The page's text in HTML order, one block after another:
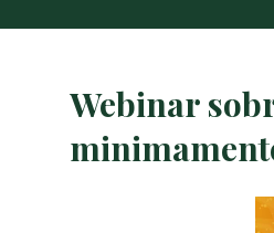
Webinar